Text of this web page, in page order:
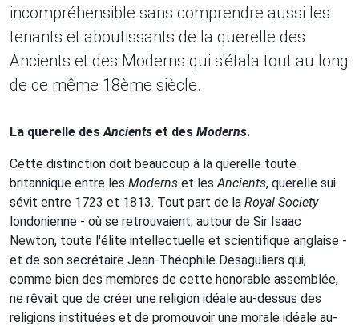
incompréhensible sans comprendre aussi les
tenants et aboutissants de la querelle des
Ancients et des Moderns qui s'étala tout au long
de ce même 18ème siècle.
La querelle desAncients et des Moderns.
Cette distinction doit beaucoup à la querelle toute
britannique entre les Moderns et lesAncients, querelle sui
sévit entre 1723 et 1813. Tout part de la Royal Society
londonienne - où se retrouvaient, autour de Sir Isaac
Newton, toute l'élite intellectuelle et scientifique anglaise -
et de son secrétaire Jean-Théophile Desaguliers qui,
comme bien des membres de cette honorable assemblée,
ne rêvait que de créer une religion idéale au-dessus des
religions instituées et de promouvoir une morale idéale au-